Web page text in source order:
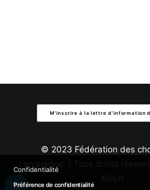
M'inscrire à la lettre d'information
© 2023 Fédération des
Languedoc. | Tous droits
Confidentialité
Préférence de confidentialité